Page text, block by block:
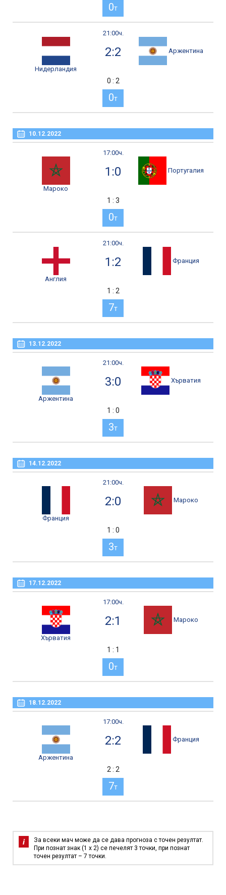
0т
21:00ч.
Нидерландия
2:2 Аржентина
0 : 2
0т
10.12.2022
17:00ч.
Мароко
1:0 Португалия
1 : 3
0т
21:00ч.
Англия
1:2 Франция
1 : 2
7т
13.12.2022
21:00ч.
Аржентина
3:0 Хърватия
1 : 0
3т
14.12.2022
21:00ч.
Франция
2:0 Мароко
1 : 0
3т
17.12.2022
17:00ч.
Хърватия
2:1 Мароко
1 : 1
0т
18.12.2022
17:00ч.
Аржентина
2:2 Франция
2 : 2
7т
За всеки мач може да се дава прогноза с точен резултат.
При познат знак (1 х 2) се печелят 3 точки, при познат
точен резултат – 7 точки.